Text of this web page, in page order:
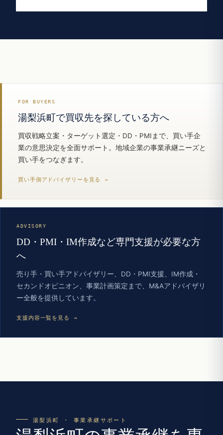
FOR BUYERS
湯梨浜町で買収先を探している方へ
買収戦略立案・ターゲット選定・DD・PMIまで、買い手企
業の意思決定を全面サポート。地域企業の事業承継ニーズと
買い手をつなぎます。
買い手側アドバイザリーを見る →
ADVISORY
DD・PMI・IM作成など専門支援が必要な方
へ
売り手・買い手アドバイザリー、DD・PMI支援、IM作成・
セカンドオピニオン、事業計画策定まで、M&Aアドバイザリ
ー全般を提供しています。
支援内容一覧を見る →
湯梨浜町 · 事業承継サポート